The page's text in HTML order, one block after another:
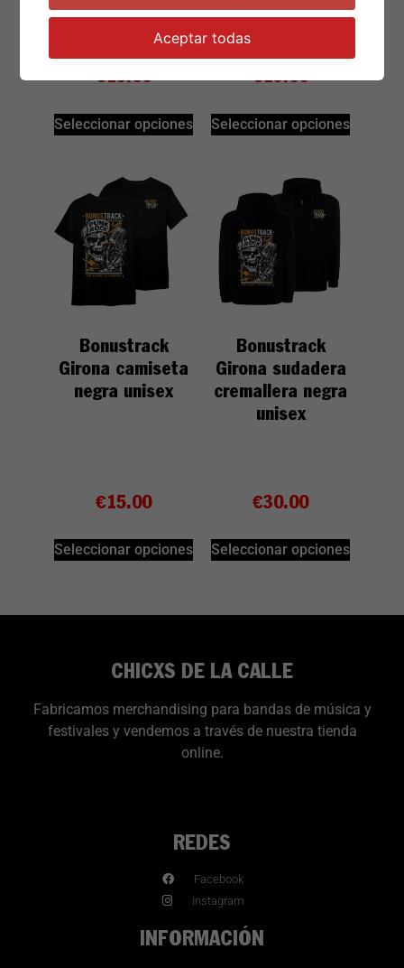
€15.00
Seleccionar opciones
€15.00
Seleccionar opciones
Bonustrack
Girona camiseta
negra unisex
€15.00
Seleccionar opciones
Bonustrack
Girona sudadera
cremallera negra
unisex
€30.00
Seleccionar opciones
CHICXS DE LA CALLE
Fabricamos merchandising para bandas de música y
festivales y vendemos a través de nuestra tienda
online.
REDES
Facebook
Instagram
INFORMACIÓN
Aceptar todas